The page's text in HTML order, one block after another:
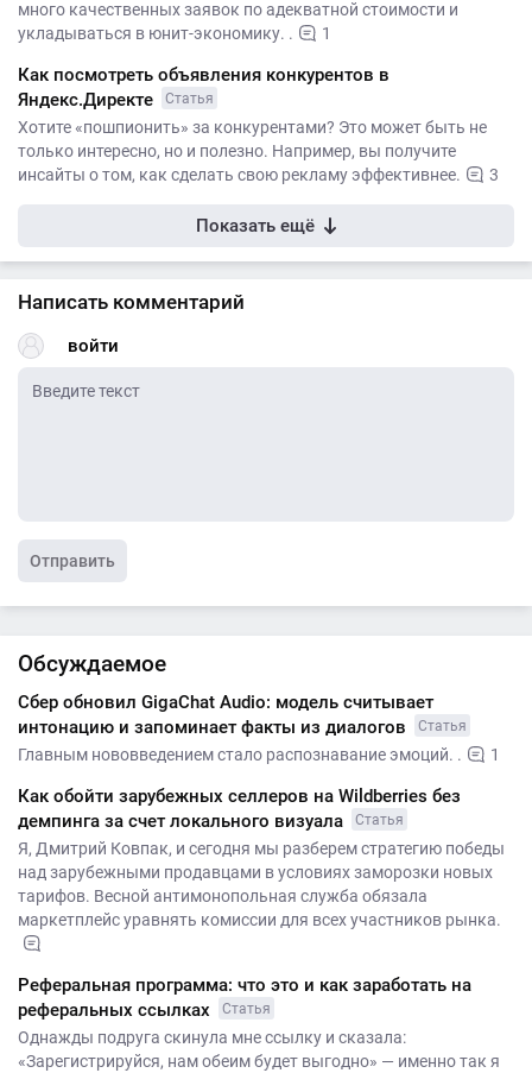
много качественных заявок по адекватной стоимости и
укладываться в юнит-экономику. .
1
Как посмотреть объявления конкурентов в
Яндекс.Директе
Статья
Хотите «пошпионить» за конкурентами? Это может быть не
только интересно, но и полезно. Например, вы получите
инсайты о том, как сделать свою рекламу эффективнее.
3
Показать ещё
Написать комментарий
войти
Отправить
Обсуждаемое
Сбер обновил GigaChat Audio: модель считывает
интонацию и запоминает факты из диалогов
Статья
Главным нововведением стало распознавание эмоций. . 1
Как обойти зарубежных селлеров на Wildberries без
демпинга за счет локального визуала
Статья
Я, Дмитрий Ковпак, и сегодня мы разберем стратегию победы
над зарубежными продавцами в условиях заморозки новых
тарифов. Весной антимонопольная служба обязала
маркетплейс уравнять комиссии для всех участников рынка.
Реферальная программа: что это и как заработать на
реферальных ссылках
Статья
Однажды подруга скинула мне ссылку и сказала:
«Зарегистрируйся, нам обеим будет выгодно» — именно так я